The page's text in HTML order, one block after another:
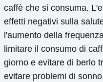
caffè che si consuma.
effetti negativi sulla
l'aumento della
limitare il consumo di
giorno e evitare di berlo
evitare problemi di